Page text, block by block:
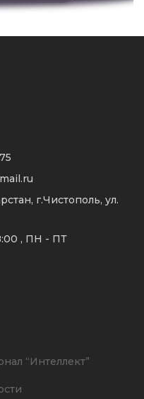
г.Чистополь, ул.
, ПН - ПТ
“Интеллект”